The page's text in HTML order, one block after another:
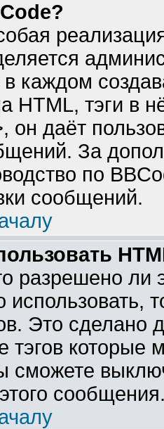
в каждом
HTML, тэги в
он даёт
За
по
сообщений.
разрешено
использовать,
Это сделано
тэгов
сможете